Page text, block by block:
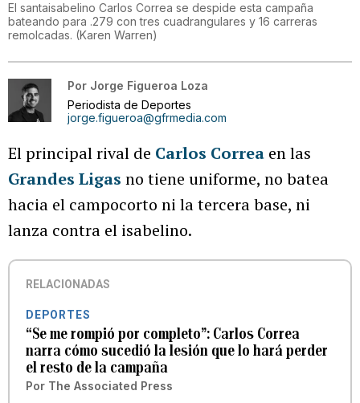
El santaisabelino Carlos Correa se despide esta campaña
bateando para .279 con tres cuadrangulares y 16 carreras
remolcadas. (Karen Warren)
Por Jorge Figueroa Loza
Periodista de Deportes
jorge.figueroa@gfrmedia.com
El principal rival de Carlos Correa en las
Grandes Ligas no tiene uniforme, no batea
hacia el campocorto ni la tercera base, ni
lanza contra el isabelino.
RELACIONADAS
DEPORTES
“Se me rompió por completo”: Carlos Correa
narra cómo sucedió la lesión que lo hará perder
el resto de la campaña
Por The Associated Press